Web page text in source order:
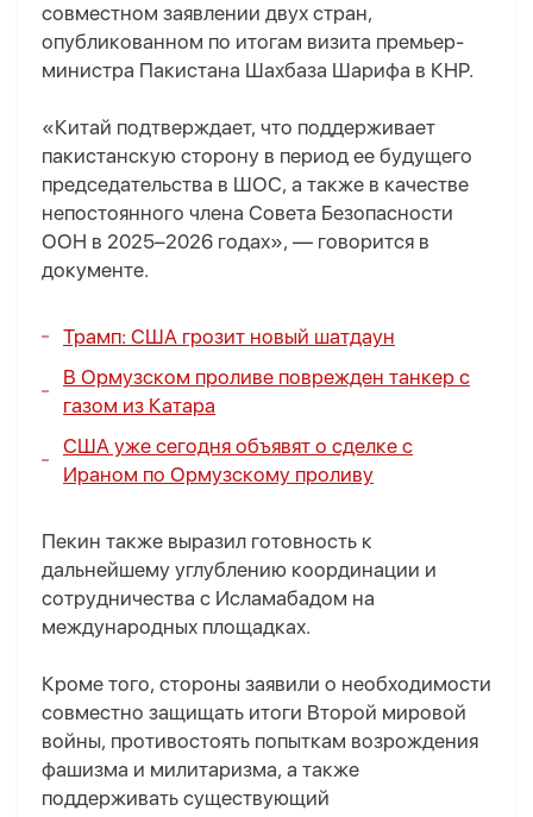
совместном заявлении двух стран,
опубликованном по итогам визита премьер-
министра Пакистана Шахбаза Шарифа в КНР.
«Китай подтверждает, что поддерживает
пакистанскую сторону в период ее будущего
председательства в ШОС, а также в качестве
непостоянного члена Совета Безопасности
ООН в 2025–2026 годах», — говорится в
документе.
Трамп: США грозит новый шатдаун
В Ормузском проливе поврежден танкер с
газом из Катара
США уже сегодня объявят о сделке с
Ираном по Ормузскому проливу
Пекин также выразил готовность к
дальнейшему углублению координации и
сотрудничества с Исламабадом на
международных площадках.
Кроме того, стороны заявили о необходимости
совместно защищать итоги Второй мировой
войны, противостоять попыткам возрождения
фашизма и милитаризма, а также
поддерживать существующий